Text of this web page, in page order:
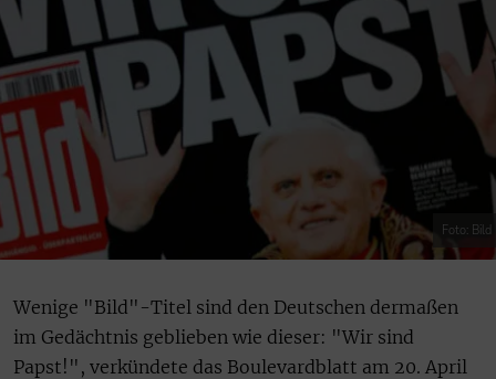
Foto: Bild
Wenige "Bild"-Titel sind den Deutschen dermaßen
im Gedächtnis geblieben wie dieser: "Wir sind
Papst!", verkündete das Boulevardblatt am 20. April